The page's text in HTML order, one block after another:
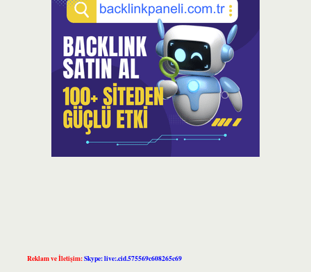
Reklam ve İletişim:Skype: live:.cid.575569c608265c69